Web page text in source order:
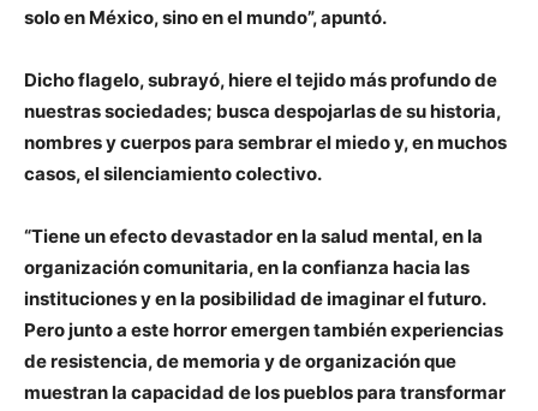
solo en México, sino en el mundo”, apuntó.
Dicho flagelo, subrayó, hiere el tejido más profundo de
nuestras sociedades; busca despojarlas de su historia,
nombres y cuerpos para sembrar el miedo y, en muchos
casos, el silenciamiento colectivo.
“Tiene un efecto devastador en la salud mental, en la
organización comunitaria, en la confianza hacia las
instituciones y en la posibilidad de imaginar el futuro.
Pero junto a este horror emergen también experiencias
de resistencia, de memoria y de organización que
muestran la capacidad de los pueblos para transformar